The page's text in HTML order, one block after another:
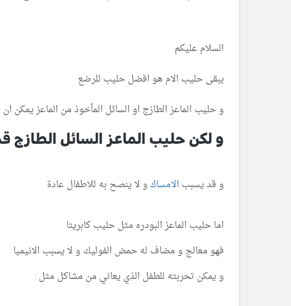
السلام عليكم
يبقى حليب الام هو افضل حليب للرضع
و حليب الماعز الطازج او السائل المأخوذ من الماعز
و لكن حليب الماعز السائل الطازج
و قد يسبب الامساكو لا ينصح به للاطفال عادة
اما حليب الماعز البودره مثل حليب كابريتا
فهو معالج و مضاف له حمض الفوليك و لا يسبب الانيميا
و يمكن تحربته للطفل الذي يعاني من مشاكل مثل :